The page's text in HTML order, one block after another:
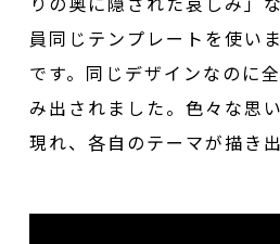
員同じテンプレートを使い
です。同じデザインなのに
み出されました。色々な思
現れ、各自のテーマが描き出